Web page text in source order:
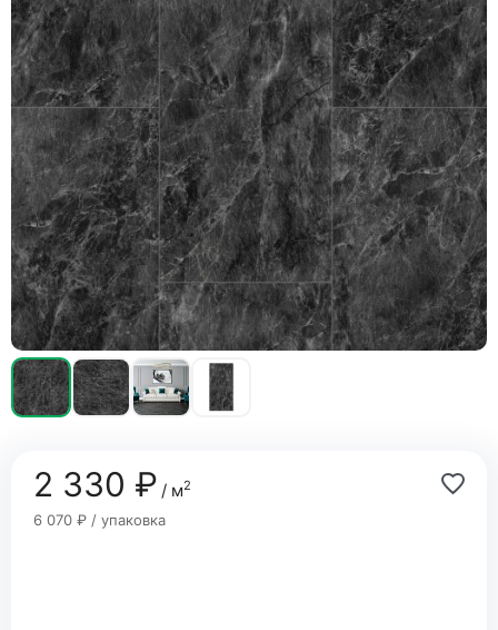
2 330 ₽/ м2
6 070 ₽ / упаковка